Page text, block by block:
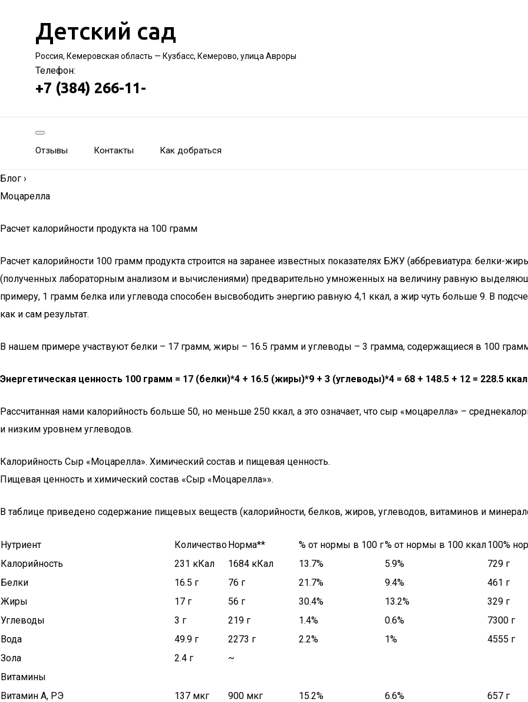
Детский сад
Россия, Кемеровская область — Кузбасс, Кемерово, улица Авроры
Телефон:
+7 (384) 266-11-
Отзывы Контакты Как добраться
Блог ›
Моцарелла
Расчет калорийности продукта на 100 грамм
Расчет калорийности 100 грамм продукта строится на заранее известных показателях БЖУ (аббревиатура: белки-
(полученных лабораторным анализом и вычислениями) предварительно умноженных на величину равную
примеру, 1 грамм белка или углевода способен высвободить энергию равную 4,1 ккал, а жир чуть больше 9. В
как и сам результат.
В нашем примере участвуют белки – 17 грамм, жиры – 16.5 грамм и углеводы – 3 грамма, содержащиеся в 100
Энергетическая ценность 100 грамм = 17 (белки)*4 + 16.5 (жиры)*9 + 3 (углеводы)*4 = 68 + 148.5 + 12 = 228.5 ккал
Рассчитанная нами калорийность больше 50, но меньше 250 ккал, а это означает, что сыр «моцарелла» –
и низким уровнем углеводов.
Калорийность Сыр «Моцарелла». Химический состав и пищевая ценность.
Пищевая ценность и химический состав «Сыр «Моцарелла»».
В таблице приведено содержание пищевых веществ (калорийности, белков, жиров, углеводов, витаминов и
Нутриент КоличествоНорма** % от нормы в 100 г% от нормы в 100 ккал100%
Калорийность
231 кКал 1684 кКал 13.7% 5.9%
729 г
Белки
16.5 г 76 г 21.7% 9.4%
461 г
Жиры
17 г 56 г 30.4% 13.2%
329 г
Углеводы
3 г 219 г 1.4% 0.6%
7300 г
Вода
49.9 г 2273 г 2.2% 1%
4555 г
Зола
2.4 г
~
Витамины
Витамин А, РЭ
137 мкг 900 мкг 15.2% 6.6%
657 г